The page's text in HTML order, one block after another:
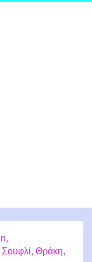
Σουφλί, Θράκη,